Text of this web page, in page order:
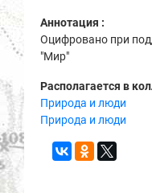
Аннотация :
Оцифровано при
"Мир"
Располагается в
Природа и люди
Природа и люди